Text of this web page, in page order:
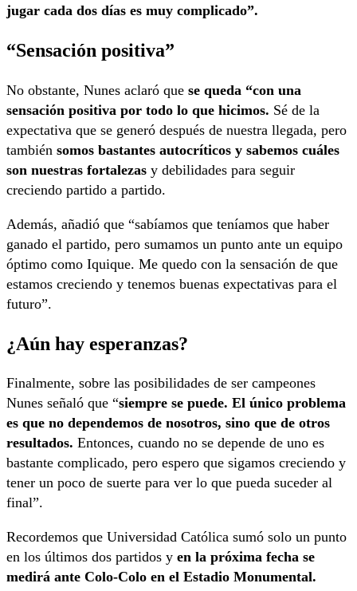
jugar cada dos días es muy complicado”.
“Sensación positiva”
No obstante, Nunes aclaró que se queda “con una
sensación positiva por todo lo que hicimos. Sé de la
expectativa que se generó después de nuestra llegada, pero
también somos bastantes autocríticos y sabemos cuáles
son nuestras fortalezas y debilidades para seguir
creciendo partido a partido.
Además, añadió que “sabíamos que teníamos que haber
ganado el partido, pero sumamos un punto ante un equipo
óptimo como Iquique. Me quedo con la sensación de que
estamos creciendo y tenemos buenas expectativas para el
futuro”.
¿Aún hay esperanzas?
Finalmente, sobre las posibilidades de ser campeones
Nunes señaló que “siempre se puede. El único problema
es que no dependemos de nosotros, sino que de otros
resultados. Entonces, cuando no se depende de uno es
bastante complicado, pero espero que sigamos creciendo y
tener un poco de suerte para ver lo que pueda suceder al
final”.
Recordemos que Universidad Católica sumó solo un punto
en los últimos dos partidos y en la próxima fecha se
medirá ante Colo-Colo en el Estadio Monumental.